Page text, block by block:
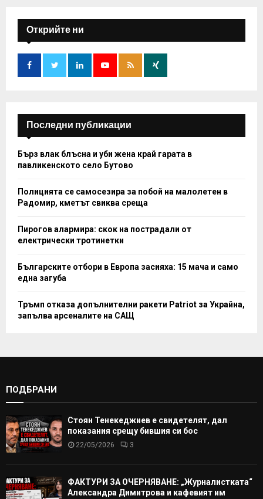
f
o
:
E
A
H
Открийте ни
Последни публикации
Бърз влак блъсна и уби жена край гарата в
павликенското село Бутово
Полицията се самосезира за побой на малолетен в
Радомир, кметът свиква среща
Пирогов алармира: скок на пострадали от
електрически тротинетки
Българските отбори в Европа засияха: 15 мача и само
една загуба
Тръмп отказа допълнителни ракети Patriot за Украйна,
запълва арсеналите на САЩ
ПОДБРАНИ
Стоян Тенекеджиев е свидетелят, дал
показания срещу бившия си бос
22/05/2026 3
ФАКТУРИ ЗА ОЧЕРНЯВАНЕ: „Журналистката“
Александра Димитрова и кафевият им